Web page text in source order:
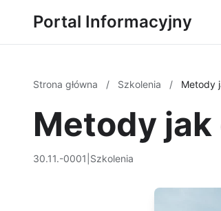
Portal Informacyjny
Strona główna / Szkolenia / Metody
Metody
30.11.-0001 Szkolenia